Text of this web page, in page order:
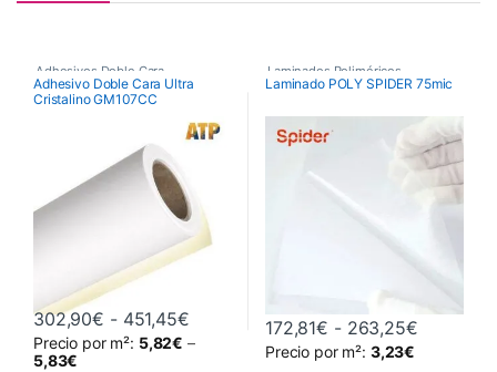
Adhesivos Doble Cara
Láminados y Adhesivos
Adhesivo Doble Cara Ultra
Cristalino GM107CC
302,90€ - 451,45€Rango de precios: desde 302,90€
Precio por m²: 5,82€ –
5,83€
Este producto tiene múltiples variantes. Las opciones se
Laminados Poliméricos
Laminado POLY SPIDER 75mic
172,81€ - 263,25€Rango
Precio por m²: 3,23€
Este producto tiene múltiples